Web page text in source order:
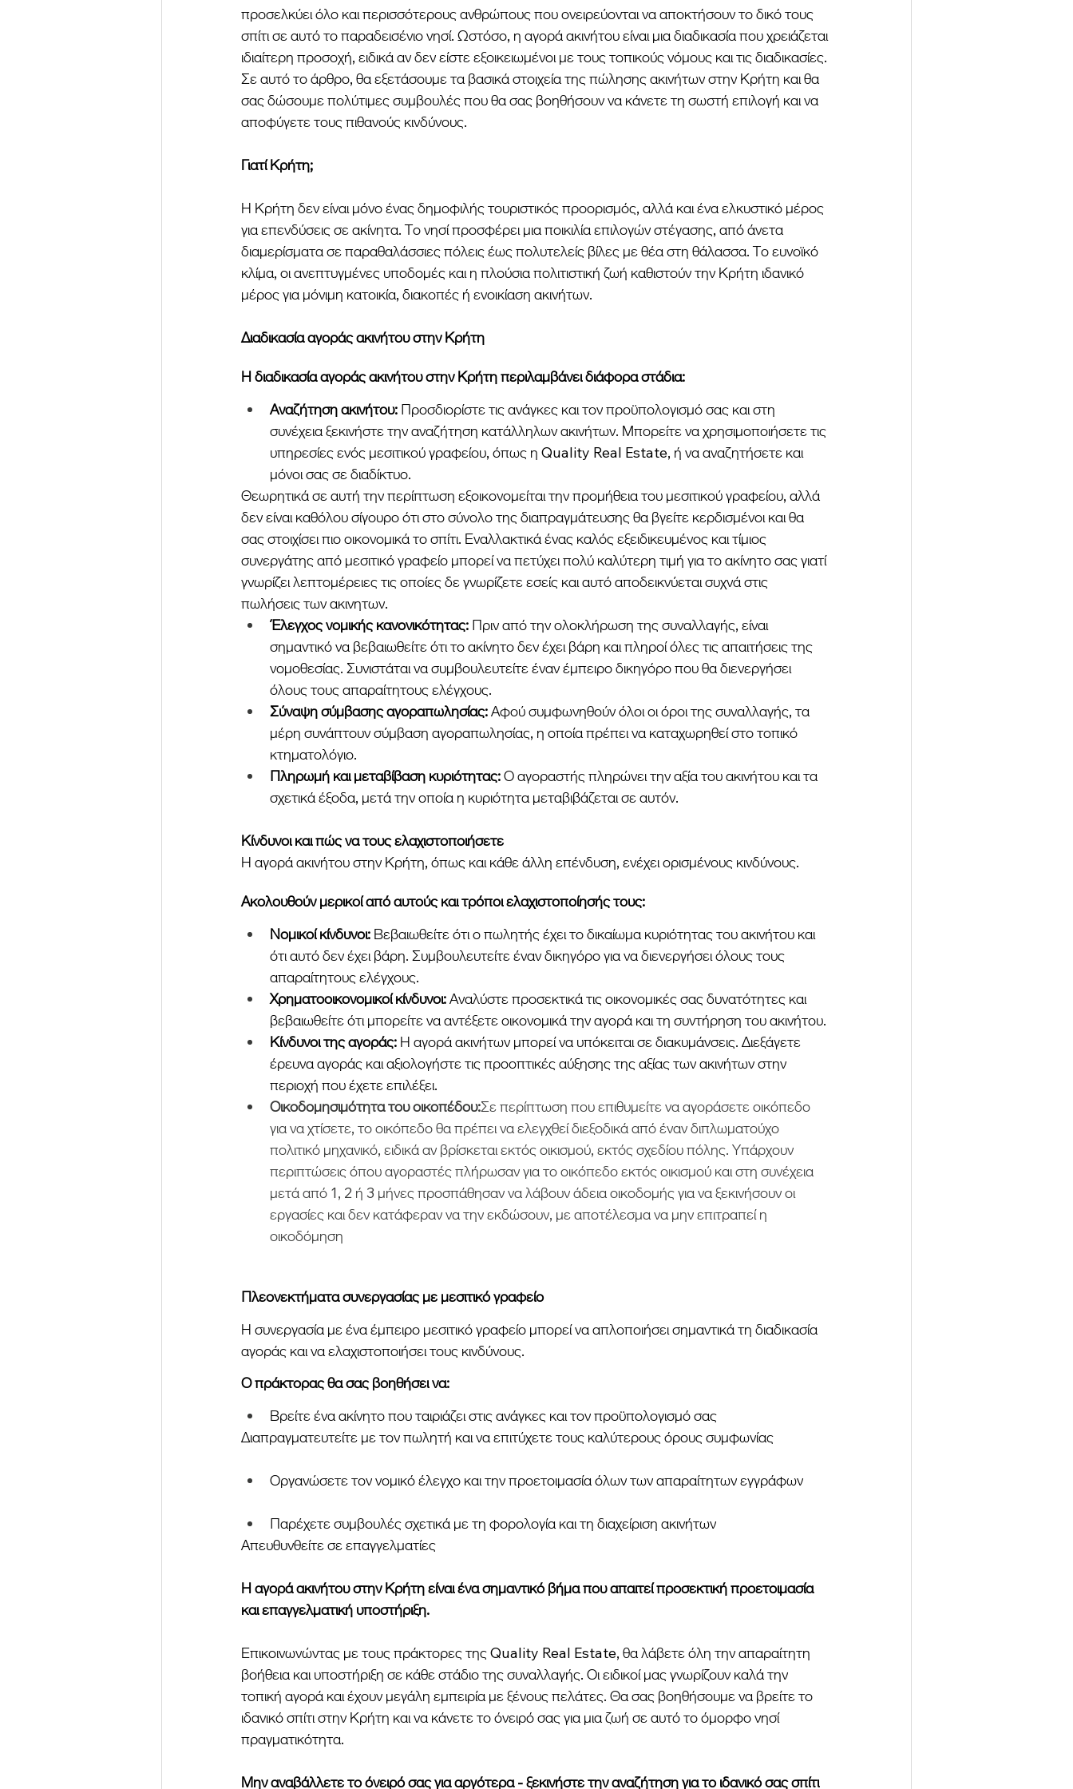
προσελκύει όλο και περισσότερους ανθρώπους που ονειρεύονται να αποκτήσουν το δικό τους
σπίτι σε αυτό το παραδεισένιο νησί. Ωστόσο, η αγορά ακινήτου είναι μια διαδικασία που χρειάζεται
ιδιαίτερη προσοχή, ειδικά αν δεν είστε εξοικειωμένοι με τους τοπικούς νόμους και τις διαδικασίες.
Σε αυτό το άρθρο, θα εξετάσουμε τα βασικά στοιχεία της πώλησης ακινήτων στην Κρήτη και θα
σας δώσουμε πολύτιμες συμβουλές που θα σας βοηθήσουν να κάνετε τη σωστή επιλογή και να
αποφύγετε τους πιθανούς κινδύνους.
Γιατί Κρήτη;
Η Κρήτη δεν είναι μόνο ένας δημοφιλής τουριστικός προορισμός, αλλά και ένα ελκυστικό μέρος
για επενδύσεις σε ακίνητα. Το νησί προσφέρει μια ποικιλία επιλογών στέγασης, από άνετα
διαμερίσματα σε παραθαλάσσιες πόλεις έως πολυτελείς βίλες με θέα στη θάλασσα. Το ευνοϊκό
κλίμα, οι ανεπτυγμένες υποδομές και η πλούσια πολιτιστική ζωή καθιστούν την Κρήτη ιδανικό
μέρος για μόνιμη κατοικία, διακοπές ή ενοικίαση ακινήτων.
Διαδικασία αγοράς ακινήτου στην Κρήτη
Η διαδικασία αγοράς ακινήτου στην Κρήτη περιλαμβάνει διάφορα στάδια:
Αναζήτηση ακινήτου: Προσδιορίστε τις ανάγκες και τον προϋπολογισμό σας και στη
συνέχεια ξεκινήστε την αναζήτηση κατάλληλων ακινήτων. Μπορείτε να χρησιμοποιήσετε τις
υπηρεσίες ενός μεσιτικού γραφείου, όπως η Quality Real Estate, ή να αναζητήσετε και
μόνοι σας σε διαδίκτυο.
Θεωρητικά σε αυτή την περίπτωση εξοικονομείται την προμήθεια του μεσιτικού γραφείου, αλλά
δεν είναι καθόλου σίγουρο ότι στο σύνολο της διαπραγμάτευσης θα βγείτε κερδισμένοι και θα
σας στοιχίσει πιο οικονομικά το σπίτι. Εναλλακτικά ένας καλός εξειδικευμένος και τίμιος
συνεργάτης από μεσιτικό γραφείο μπορεί να πετύχει πολύ καλύτερη τιμή για το ακίνητο σας γιατί
γνωρίζει λεπτομέρειες τις οποίες δε γνωρίζετε εσείς και αυτό αποδεικνύεται συχνά στις
πωλήσεις των ακινητων.
Έλεγχος νομικής κανονικότητας: Πριν από την ολοκλήρωση της συναλλαγής, είναι
σημαντικό να βεβαιωθείτε ότι το ακίνητο δεν έχει βάρη και πληροί όλες τις απαιτήσεις της
νομοθεσίας. Συνιστάται να συμβουλευτείτε έναν έμπειρο δικηγόρο που θα διενεργήσει
όλους τους απαραίτητους ελέγχους.
Σύναψη σύμβασης αγοραπωλησίας: Αφού συμφωνηθούν όλοι οι όροι της συναλλαγής, τα
μέρη συνάπτουν σύμβαση αγοραπωλησίας, η οποία πρέπει να καταχωρηθεί στο τοπικό
κτηματολόγιο.
Πληρωμή και μεταβίβαση κυριότητας: Ο αγοραστής πληρώνει την αξία του ακινήτου και τα
σχετικά έξοδα, μετά την οποία η κυριότητα μεταβιβάζεται σε αυτόν.
Κίνδυνοι και πώς να τους ελαχιστοποιήσετε
Η αγορά ακινήτου στην Κρήτη, όπως και κάθε άλλη επένδυση, ενέχει ορισμένους κινδύνους.
Ακολουθούν μερικοί από αυτούς και τρόποι ελαχιστοποίησής τους:
Νομικοί κίνδυνοι: Βεβαιωθείτε ότι ο πωλητής έχει το δικαίωμα κυριότητας του ακινήτου και
ότι αυτό δεν έχει βάρη. Συμβουλευτείτε έναν δικηγόρο για να διενεργήσει όλους τους
απαραίτητους ελέγχους.
Χρηματοοικονομικοί κίνδυνοι: Αναλύστε προσεκτικά τις οικονομικές σας δυνατότητες και
βεβαιωθείτε ότι μπορείτε να αντέξετε οικονομικά την αγορά και τη συντήρηση του ακινήτου.
Κίνδυνοι της αγοράς: Η αγορά ακινήτων μπορεί να υπόκειται σε διακυμάνσεις. Διεξάγετε
έρευνα αγοράς και αξιολογήστε τις προοπτικές αύξησης της αξίας των ακινήτων στην
περιοχή που έχετε επιλέξει.
Οικοδομησιμότητα του οικοπέδου:Σε περίπτωση που επιθυμείτε να αγοράσετε οικόπεδο
για να χτίσετε, το οικόπεδο θα πρέπει να ελεγχθεί διεξοδικά από έναν διπλωματούχο
πολιτικό μηχανικό, ειδικά αν βρίσκεται εκτός οικισμού, εκτός σχεδίου πόλης. Υπάρχουν
περιπτώσεις όπου αγοραστές πλήρωσαν για το οικόπεδο εκτός οικισμού και στη συνέχεια
μετά από 1, 2 ή 3 μήνες προσπάθησαν να λάβουν άδεια οικοδομής για να ξεκινήσουν οι
εργασίες και δεν κατάφεραν να την εκδώσουν, με αποτέλεσμα να μην επιτραπεί η
οικοδόμηση
Πλεονεκτήματα συνεργασίας με μεσιτικό γραφείο
Η συνεργασία με ένα έμπειρο μεσιτικό γραφείο μπορεί να απλοποιήσει σημαντικά τη διαδικασία
αγοράς και να ελαχιστοποιήσει τους κινδύνους.
Ο πράκτορας θα σας βοηθήσει να:
Βρείτε ένα ακίνητο που ταιριάζει στις ανάγκες και τον προϋπολογισμό σας
Διαπραγματευτείτε με τον πωλητή και να επιτύχετε τους καλύτερους όρους συμφωνίας
Οργανώσετε τον νομικό έλεγχο και την προετοιμασία όλων των απαραίτητων εγγράφων
Παρέχετε συμβουλές σχετικά με τη φορολογία και τη διαχείριση ακινήτων
Απευθυνθείτε σε επαγγελματίες
Η αγορά ακινήτου στην Κρήτη είναι ένα σημαντικό βήμα που απαιτεί προσεκτική προετοιμασία
και επαγγελματική υποστήριξη.
Επικοινωνώντας με τους πράκτορες της Quality Real Estate, θα λάβετε όλη την απαραίτητη
βοήθεια και υποστήριξη σε κάθε στάδιο της συναλλαγής. Οι ειδικοί μας γνωρίζουν καλά την
τοπική αγορά και έχουν μεγάλη εμπειρία με ξένους πελάτες. Θα σας βοηθήσουμε να βρείτε το
ιδανικό σπίτι στην Κρήτη και να κάνετε το όνειρό σας για μια ζωή σε αυτό το όμορφο νησί
πραγματικότητα.
Μην αναβάλλετε το όνειρό σας για αργότερα - ξεκινήστε την αναζήτηση για το ιδανικό σας σπίτι